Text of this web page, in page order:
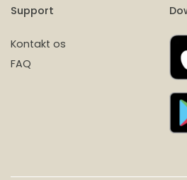
Support
Kontakt os
FAQ